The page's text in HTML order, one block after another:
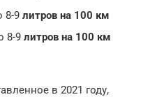
8-9 литров на 100 км
8-9 литров на 100 км
в 2021 году,